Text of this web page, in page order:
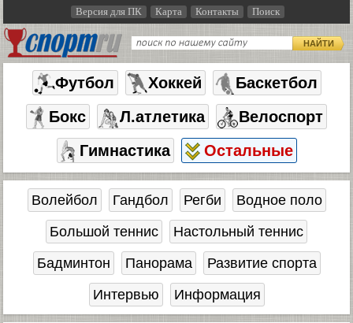
Версия для ПК Карта Контакты Поиск
НАЙТИ
Футбол Хоккей
Баскетбол
Бокс
Л.атлетика
Велоспорт
Гимнастика
Остальные
Волейбол Гандбол Регби
Водное поло
Большой теннис
Настольный теннис
Бадминтон
Панорама
Развитие спорта
Интервью
Информация